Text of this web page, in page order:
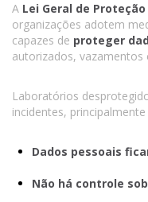
A Lei Geral de Proteção
organizações adotem
capazes de proteger
autorizados, vazamentos
Laboratórios
incidentes,
Dados pessoais
Não há controle